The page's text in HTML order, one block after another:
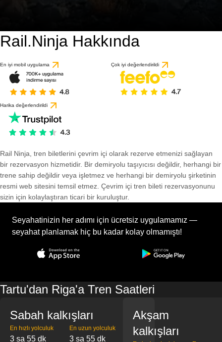
Rail.Ninja Hakkında
En iyi mobil uygulama Çok iyi değerlendirildi
Harika değerlendirildi
Rail Ninja, tren biletlerini çevrim içi olarak rezerve etmenizi sağlayan
bir rezervasyon hizmetidir. Bir demiryolu taşıyıcısı değildir, herhangi bir
trene sahip değildir veya işletmez ve herhangi bir demiryolu şirketinin
resmi web sitesini temsil etmez. Çevrim içi tren bileti rezervasyonunu
sizin için kolaylaştıran ticari bir kuruluştur.
Seyahatinizin her adımı için ücretsiz uygulamamız —
seyahat planlamak hiç bu kadar kolay olmamıştı!
Tartu'dan Riga'a Tren Saatleri
Sabah kalkışları
En hızlı yolculuk
3 sa 55 dk
En uzun yolculuk
3 sa 55 dk
Akşam
kalkışları
1 değerlendirmeye